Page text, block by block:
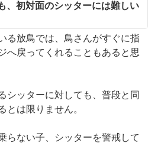
、初対面のシッターには難しい
る放鳥では、鳥さんがすぐに指
へ戻ってくれることもあると思
シッターに対しても、普段と同
とは限りません。
らない子、シッターを警戒して